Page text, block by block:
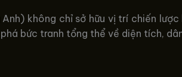
không chỉ sở hữu vị trí chiến
bức tranh tổng thể về diện tích,